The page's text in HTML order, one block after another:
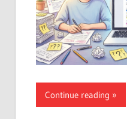
Continue reading